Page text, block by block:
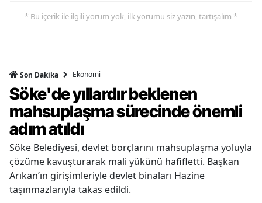
* Bu içerik ile ilgili yorum yok, ilk yorumu siz yazın, tartışalım *
Son Dakika Ekonomi
Söke'de yıllardır beklenen
mahsuplaşma sürecinde önemli
adım atıldı
Söke Belediyesi, devlet borçlarını mahsuplaşma yoluyla
çözüme kavuşturarak mali yükünü hafifletti. Başkan
Arıkan’ın girişimleriyle devlet binaları Hazine
taşınmazlarıyla takas edildi.